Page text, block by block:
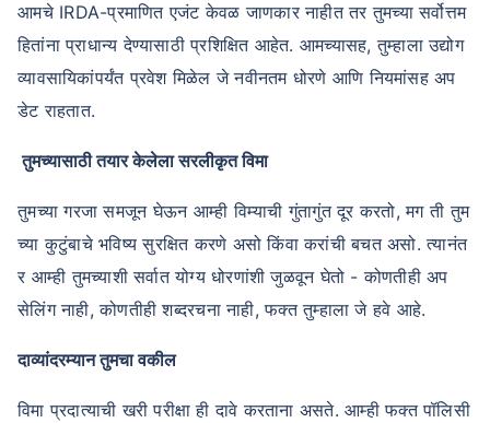
आमचे IRDA-प्रमाणित एजंट केवळ जाणकार नाहीत तर तुमच्या सर्वोत्तम
हितांना प्राधान्य देण्यासाठी प्रशिक्षित आहेत. आमच्यासह, तुम्हाला उद्योग
व्यावसायिकांपर्यंत प्रवेश मिळेल जे नवीनतम धोरणे आणि नियमांसह अप
डेट राहतात.
तुमच्यासाठी तयार केलेला सरलीकृत विमा
तुमच्या गरजा समजून घेऊन आम्ही विम्याची गुंतागुंत दूर करतो, मग ती तुम
च्या कुटुंबाचे भविष्य सुरक्षित करणे असो किंवा करांची बचत असो. त्यानंत
र आम्ही तुमच्याशी सर्वात योग्य धोरणांशी जुळवून घेतो - कोणतीही अप
सेलिंग नाही, कोणतीही शब्दरचना नाही, फक्त तुम्हाला जे हवे आहे.
दाव्यांदरम्यान तुमचा वकील
विमा प्रदात्याची खरी परीक्षा ही दावे करताना असते. आम्ही फक्त पॉलिसी